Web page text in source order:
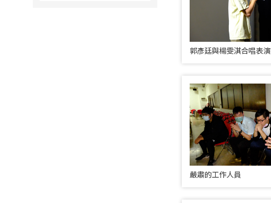
郭彥廷與楊雯淇合唱表演
嚴肅的工作人員